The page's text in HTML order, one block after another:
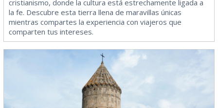
cristianismo, donde la cultura está estrechamente ligada a
la fe. Descubre esta tierra llena de maravillas únicas
mientras compartes la experiencia con viajeros que
comparten tus intereses.